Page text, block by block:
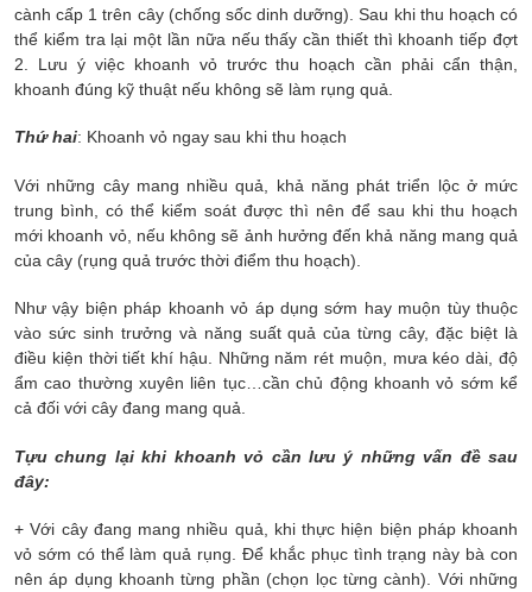
cành cấp 1 trên cây (chống sốc dinh dưỡng). Sau khi thu hoạch có
thể kiểm tra lại một lần nữa nếu thấy cần thiết thì khoanh tiếp đợt
2. Lưu ý việc khoanh vỏ trước thu hoạch cần phải cẩn thận,
khoanh đúng kỹ thuật nếu không sẽ làm rụng quả.
Thứ hai: Khoanh vỏ ngay sau khi thu hoạch
Với những cây mang nhiều quả, khả năng phát triển lộc ở mức
trung bình, có thể kiểm soát được thì nên để sau khi thu hoạch
mới khoanh vỏ, nếu không sẽ ảnh hưởng đến khả năng mang quả
của cây (rụng quả trước thời điểm thu hoạch).
Như vậy biện pháp khoanh vỏ áp dụng sớm hay muộn tùy thuộc
vào sức sinh trưởng và năng suất quả của từng cây, đặc biệt là
điều kiện thời tiết khí hậu. Những năm rét muộn, mưa kéo dài, độ
ẩm cao thường xuyên liên tục…cần chủ động khoanh vỏ sớm kể
cả đối với cây đang mang quả.
Tựu chung lại khi khoanh vỏ cần lưu ý những vấn đề sau
đây:
+ Với cây đang mang nhiều quả, khi thực hiện biện pháp khoanh
vỏ sớm có thể làm quả rụng. Để khắc phục tình trạng này bà con
nên áp dụng khoanh từng phần (chọn lọc từng cành). Với những